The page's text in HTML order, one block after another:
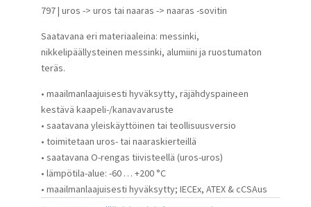
797 | uros -> uros tai naaras -> naaras -sovitin
Saatavana eri materiaaleina: messinki,
nikkelipäällysteinen messinki, alumiini ja ruostumaton
teräs.
• maailmanlaajuisesti hyväksytty, räjähdyspaineen
kestävä kaapeli-/kanavavaruste
• saatavana yleiskäyttöinen tai teollisuusversio
• toimitetaan uros- tai naaraskierteillä
• saatavana O-rengas tiivisteellä (uros-uros)
• lämpötila-alue: -60 … +200 °C
• maailmanlaajuisesti hyväksytty; IECEx, ATEX & cCSAus